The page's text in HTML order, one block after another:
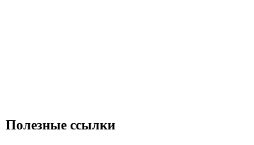
Полезные ссылки